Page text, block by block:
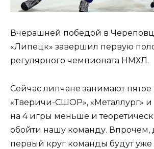
Вчерашней победой в
«Липецк» завершил первую
регулярного чемпионата НМХЛ.
Сейчас липчане занимают пятое
«Тверичи-СШОР», «Металлург»
на 4 игры меньше и
обойти нашу команду. Впрочем,
первый круг команды будут уже